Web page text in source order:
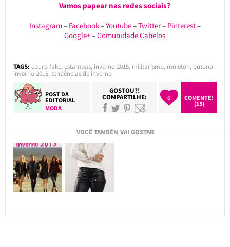
Vamos papear nas redes sociais?
Instagram– Facebook–Youtube–Twitter–Pinterest–
Google+–Comunidade Cabelos
TAGS: couro fake,estampas, inverno 2015, militarismo, moleton,outono-
inverno 2015,tendências de inverno
POST DA
EDITORIAL
MODA
GOSTOU?!
COMPARTILHE: 6
COMENTE!
(15)
VOCÊ TAMBÉM VAI GOSTAR